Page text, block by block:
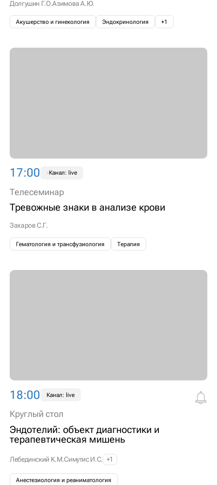
Долгушин Г.О.Азимова А.Ю.
Акушерство и гинекология Эндокринология +1
17:00 Канал: live
Телесеминар
Тревожные знаки в анализе крови
Захаров С.Г.
Гематология и трансфузиология Терапия
18:00 Канал: live
Круглый стол
Эндотелий: объект диагностики и
терапевтическая мишень
Лебединский К.М.Симутис И.С. +1
Анестезиология и реаниматология